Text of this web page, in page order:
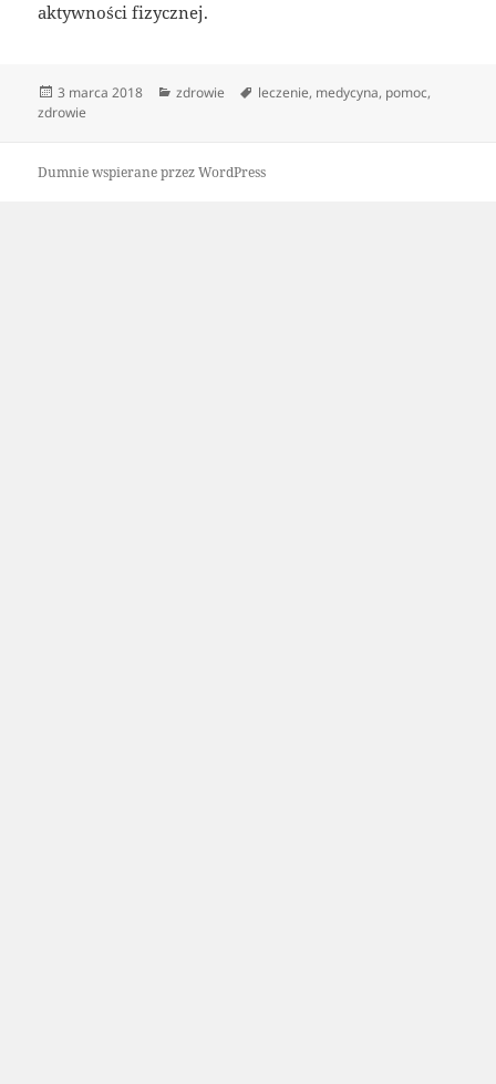
aktywności fizycznej.
Data
publikacji
3 marca 2018 Kategorie
zdrowie Tagi
leczenie, medycyna, pomoc,
zdrowie
Dumnie wspierane przez WordPress